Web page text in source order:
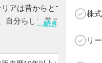
株
リ
アは昔からとても大好き
分らしい着こなしを大
ローズに入社し、早15
いただき、コロナ禍から
活動を通じて、たくさん
…続きを表示する